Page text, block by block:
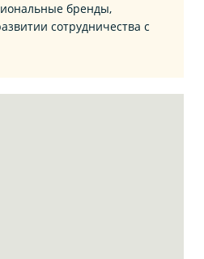
бренды,
сотрудничества с